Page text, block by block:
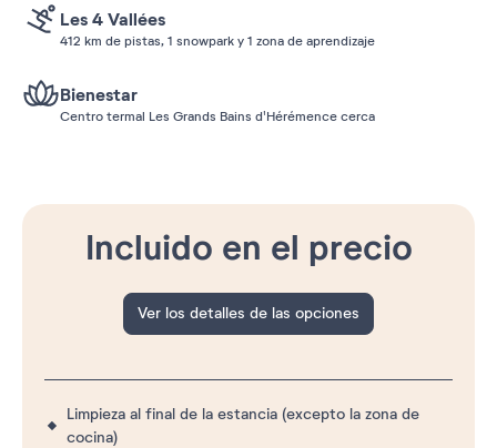
Les 4 Vallées
412 km de pistas, 1 snowpark y 1 zona de aprendizaje
Bienestar
Centro termal Les Grands Bains d'Hérémence cerca
Incluido en el precio
Ver los detalles de las opciones
Limpieza al final de la estancia (excepto la zona de
cocina)